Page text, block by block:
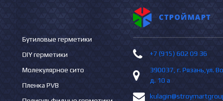
Бутиловые герметики
DIY герметики
Молекулярное сито
Пленка PVB
+7 (915) 602 09 36
390037, г. Рязань,ул.
д. 10 а